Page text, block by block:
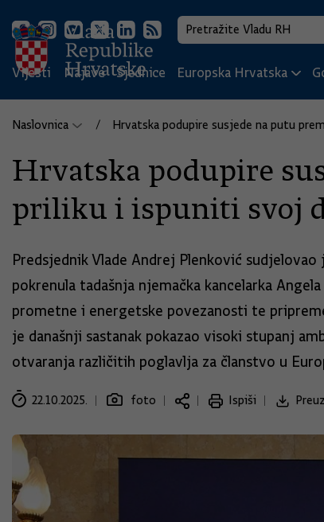
Vijesti Najave Sjednice Europska Hrvatska
Naslovnica Hrvatska podupire susjede na putu
Hrvatska podupire
priliku i ispuniti svoj
Predsjednik Vlade Andrej Plenković
pokrenula tadašnja njemačka kancelarka
prometne i energetske povezanosti te
je današnji sastanak pokazao visoki stupanj
otvaranja različitih poglavlja za članstvo u
22.10.2025. foto Ispiši